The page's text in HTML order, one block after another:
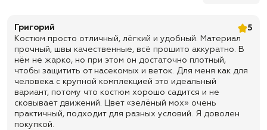
✅ Утяжки по овалу лица
✅ Молния с обратным реверсом (трактор) + ветрозащитная
планка с супатной застежкой на канадской ленте
✅ Резинки на рукавах
✅ Манжеты на резинке
✅ Утяжки по низу куртки
✅ Резинка на талии
Григорий
5
Костюм просто отличный, лёгкий и удобный. Материал
прочный, швы качественные, всё прошито аккуратно. В
нём не жарко, но при этом он достаточно плотный,
чтобы защитить от насекомых и веток. Для меня как для
человека с крупной комплекцией это идеальный
вариант, потому что костюм хорошо садится и не
сковывает движений. Цвет «зелёный мох» очень
практичный, подходит для разных условий. Я доволен
покупкой.